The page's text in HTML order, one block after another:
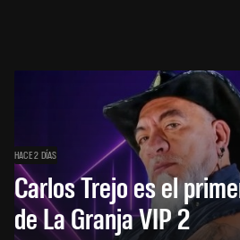
HACE 2 DÍAS
Carlos Trejo es el
de La Granja VIP 2